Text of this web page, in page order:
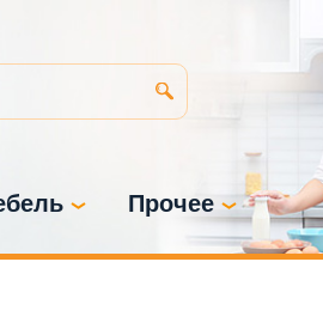
Прочее